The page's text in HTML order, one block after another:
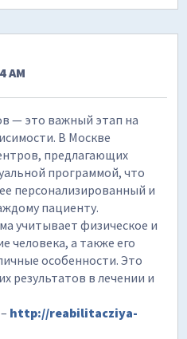
AM
— это важный этап на
В Москве
предлагающих
программой, что
персонализированный и
пациенту.
учитывает физическое и
человека, а также его
особенности. Это
результатов в лечении и
http://reabilitacziya-